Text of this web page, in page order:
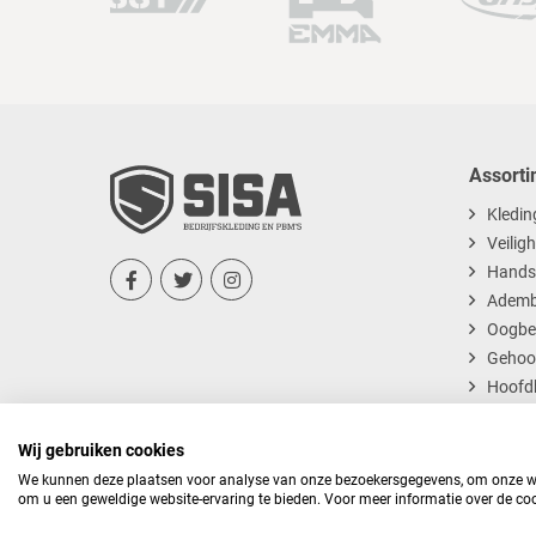
  
Wij gebruiken cookies
We kunnen deze plaatsen voor analyse van onze bezoekersgegevens, om onze
om u een geweldige website-ervaring te bieden. Voor meer informatie over de